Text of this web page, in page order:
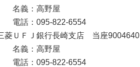
：高野屋
：095-822-6554
ＦＪ銀行長崎支店 当座9004640
：高野屋
：095-822-6554